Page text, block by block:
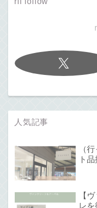
人気記事
（
ト
【
レ